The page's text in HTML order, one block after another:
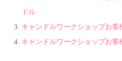
ドル
キャンドルワークショップお
キャンドルワークショップお